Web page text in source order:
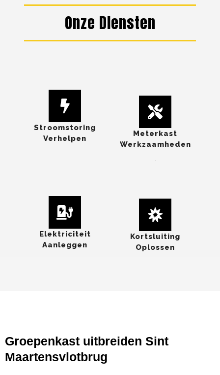
Onze Diensten
Stroomstoring
Verhelpen
Meterkast
Werkzaamheden
Elektriciteit
Aanleggen
Kortsluiting
Oplossen
Groepenkast uitbreiden Sint
Maartensvlotbrug